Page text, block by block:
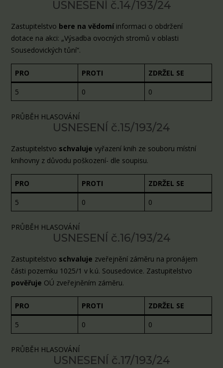
USNESENÍ č.14/193/24
Zastupitelstvo bere na vědomíinformaci o obdržení
dotace na akci: „Výsadba ovocných stromů v oblasti
Sousedovických tůní“.
PRO PROTI
ZDRŽEL SE
5
0 0
PRŮBĚH HLASOVÁNÍ
USNESENÍ č.15/193/24
Zastupitelstvo schvaluje vyřazení knih ze souboru místní
knihovny z důvodu poškození- dle soupisu.
PRO PROTI
ZDRŽEL SE
5
0 0
PRŮBĚH HLASOVÁNÍ
USNESENÍ č.16/193/24
Zastupitelstvo schvaluje zveřejnění záměru na pronájem
části pozemku 1025/1 v k.ú. Sousedovice. Zastupitelstvo
pověřuje OÚ zveřejněním záměru.
PRO PROTI
ZDRŽEL SE
5
0 0
PRŮBĚH HLASOVÁNÍ
USNESENÍ č.17/193/24